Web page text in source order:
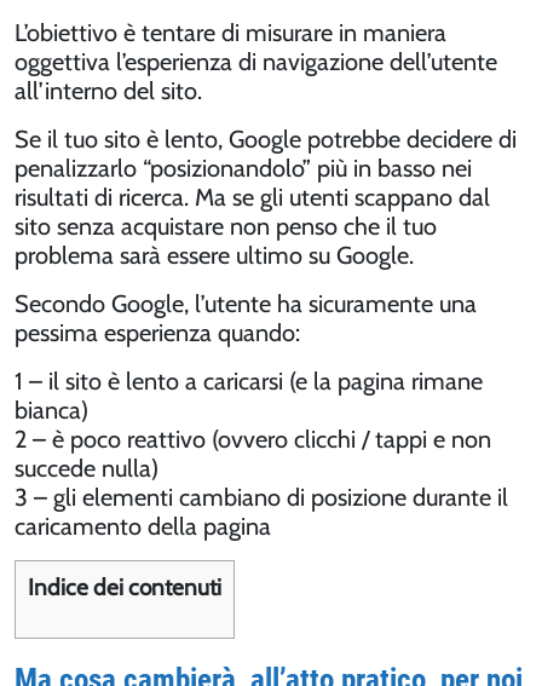
L’obiettivo è tentare di misurare in maniera
oggettiva l’esperienza di navigazione dell’utente
all’interno del sito.
Se il tuo sito è lento, Google potrebbe decidere di
penalizzarlo “posizionandolo” più in basso nei
risultati di ricerca. Ma se gli utenti scappano dal
sito senza acquistare non penso che il tuo
problema sarà essere ultimo su Google.
Secondo Google, l’utente ha sicuramente una
pessima esperienza quando:
1 – il sito è lento a caricarsi (e la pagina rimane
bianca)
2 – è poco reattivo (ovvero clicchi / tappi e non
succede nulla)
3 – gli elementi cambiano di posizione durante il
caricamento della pagina
Indice dei contenuti